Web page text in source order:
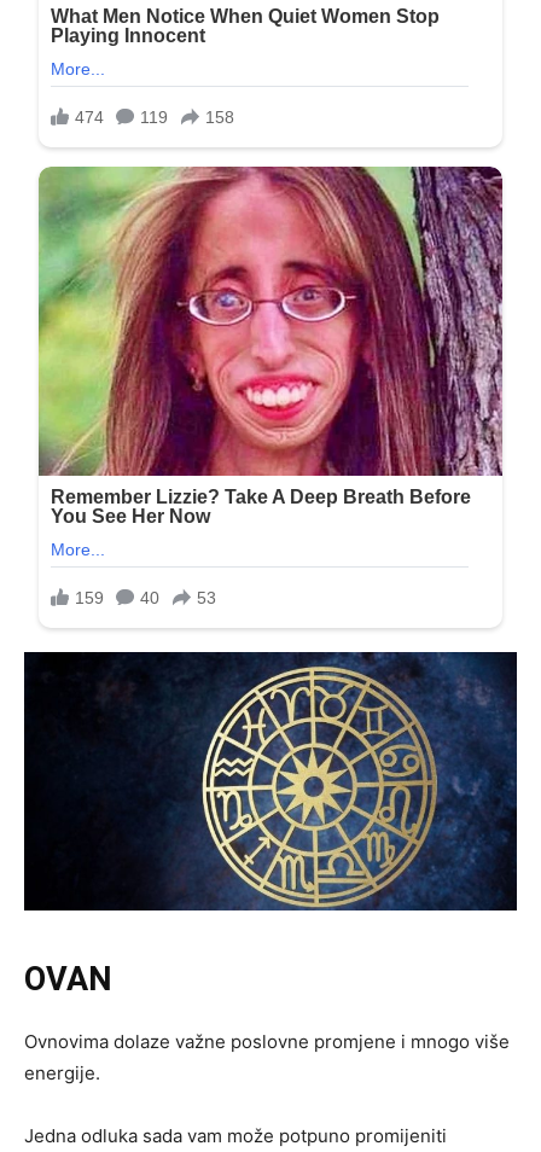
OVAN
Ovnovima dolaze važne poslovne promjene i mnogo više
energije.
Jedna odluka sada vam može potpuno promijeniti